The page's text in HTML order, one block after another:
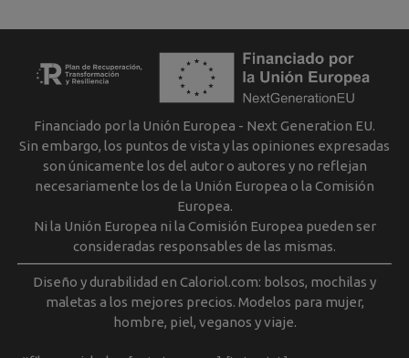
Financiado por la Unión Europea - Next Generation EU.
Sin embargo, los puntos de vista y las opiniones expresadas
son únicamente los del autor o autores y no reflejan
necesariamente los de la Unión Europea o la Comisión
Europea.
Ni la Unión Europea ni la Comisión Europea pueden ser
consideradas responsables de las mismas.
Diseño y durabilidad en Caloriol.com: bolsos, mochilas y
maletas a los mejores precios. Modelos para mujer,
hombre, piel, veganos y viaje.